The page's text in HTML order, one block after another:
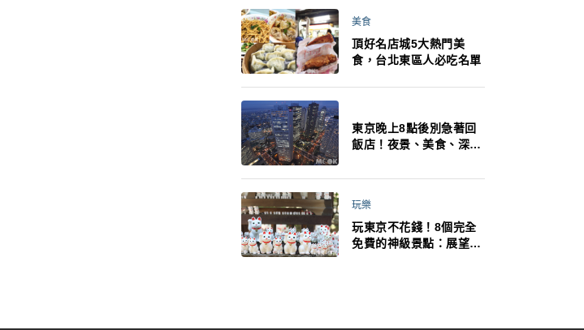
美食
頂好名店城5大熱門美
食，台北東區人必吃名單
東京晚上8點後別急著回
飯店！夜景、美食、深夜
夜生活才正要開始
玩樂
玩東京不花錢！8個完全
免費的神級景點：展望台